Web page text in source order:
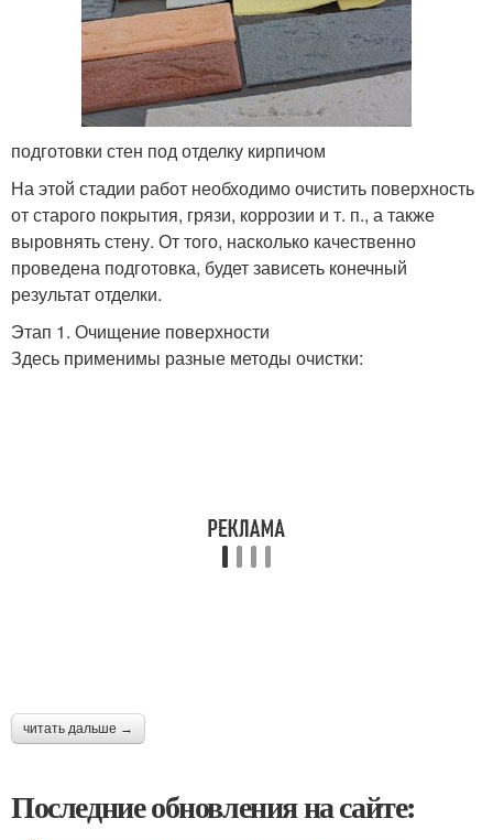
подготовки стен под отделку кирпичом
На этой стадии работ необходимо очистить поверхность
от старого покрытия, грязи, коррозии и т. п., а также
выровнять стену. От того, насколько качественно
проведена подготовка, будет зависеть конечный
результат отделки.
Этап 1. Очищение поверхности
Здесь применимы разные методы очистки:
читать дальше →
Последние обновления на сайте: